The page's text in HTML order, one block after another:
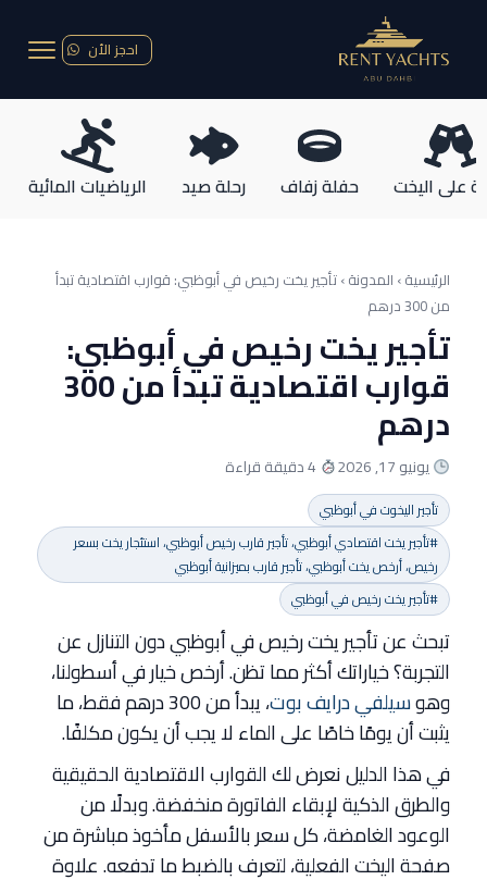
احجز الأن
على اليخت حفلة زفاف رحلة صيد الرياضيات المائية
الرئيسية › المدونة ›تأجير يخت رخيص في أبوظبي: قوارب اقتصادية تبدأ
من 300 درهم
تأجير يخت رخيص في أبوظبي:
قوارب اقتصادية تبدأ من 300
درهم
يونيو 17, 2026
تأجير اليخوت في أبوظبي
#تأجير يخت اقتصادي أبوظبي، تأجير قارب رخيص أبوظبي، استئجار يخت بسعر
رخيص، أرخص يخت أبوظبي، تأجير قارب بميزانية أبوظبي
#تأجير يخت رخيص في أبوظبي
تبحث عن تأجير يخت رخيص في أبوظبي دون التنازل عن
التجربة؟ خياراتك أكثر مما تظن. أرخص خيار في أسطولنا،
وهوسيلفي درايف بوت
، يبدأ من 300 درهم فقط، ما
يثبت أن يومًا خاصًا على الماء لا يجب أن يكون مكلفًا.
في هذا الدليل نعرض لك القوارب الاقتصادية الحقيقية
والطرق الذكية لإبقاء الفاتورة منخفضة. وبدلًا من
الوعود الغامضة، كل سعر بالأسفل مأخوذ مباشرة من
صفحة اليخت الفعلية، لتعرف بالضبط ما تدفعه. علاوة